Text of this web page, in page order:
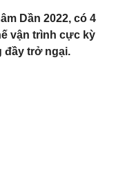
Dần 2022, có 4
vận trình cực kỳ
đầy trở ngại.